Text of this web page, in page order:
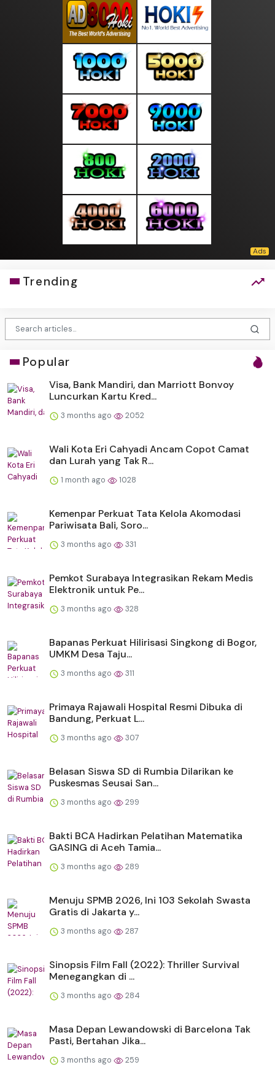
Trending
Popular
Visa, Bank Mandiri, dan Marriott Bonvoy
Luncurkan Kartu Kred...
3 months ago 2052
Wali Kota Eri Cahyadi Ancam Copot Camat
dan Lurah yang Tak R...
1 month ago 1028
Kemenpar Perkuat Tata Kelola Akomodasi
Pariwisata Bali, Soro...
3 months ago 331
Pemkot Surabaya Integrasikan Rekam Medis
Elektronik untuk Pe...
3 months ago 328
Bapanas Perkuat Hilirisasi Singkong di Bogor,
UMKM Desa Taju...
3 months ago 311
Primaya Rajawali Hospital Resmi Dibuka di
Bandung, Perkuat L...
3 months ago 307
Belasan Siswa SD di Rumbia Dilarikan ke
Puskesmas Seusai San...
3 months ago 299
Bakti BCA Hadirkan Pelatihan Matematika
GASING di Aceh Tamia...
3 months ago 289
Menuju SPMB 2026, Ini 103 Sekolah Swasta
Gratis di Jakarta y...
3 months ago 287
Sinopsis Film Fall (2022): Thriller Survival
Menegangkan di ...
3 months ago 284
Masa Depan Lewandowski di Barcelona Tak
Pasti, Bertahan Jika...
3 months ago 259